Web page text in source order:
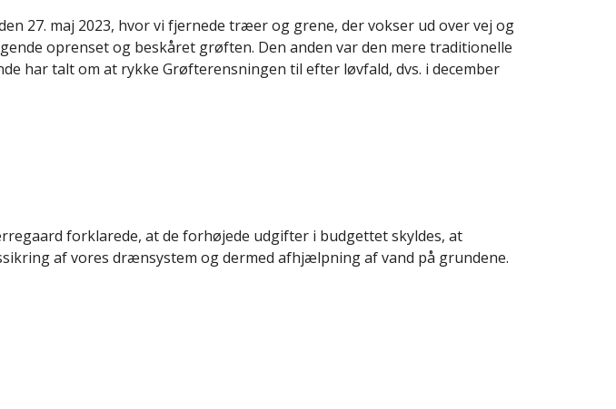
27. maj 2023, hvor vi fjernede træer og grene, der vokser ud over vej og
oprenset og beskåret grøften. Den anden var den mere traditionelle
har talt om at rykke Grøfterensningen til efter løvfald, dvs. i december
forklarede, at de forhøjede udgifter i budgettet skyldes, at
af vores drænsystem og dermed afhjælpning af vand på grundene.